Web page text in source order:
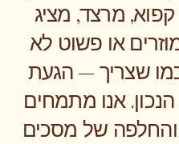
מרצד, מציג
או פשוט לא
שצריך — הגעת
אנו מתמחים
והחלפה של מסכים